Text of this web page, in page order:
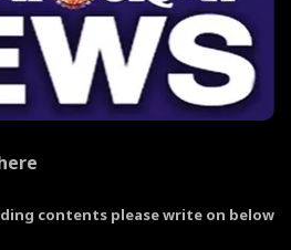
contents please write on below